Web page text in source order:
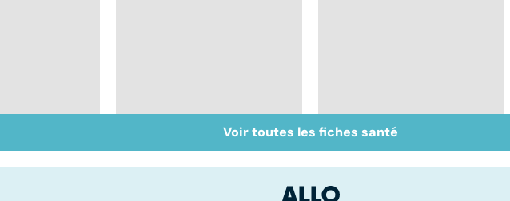
Huntington : une
Épilepsie : quelles
origines, quels
Voir toutes les fiches santé